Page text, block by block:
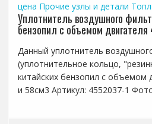
цена Прочие узлы и детали
Уплотнитель воздушного
бензопил с объемом
Данный уплотнитель
(уплотнительное кольцо,
китайских бензопил с объемом
и 58см3 Артикул: 4552037-1